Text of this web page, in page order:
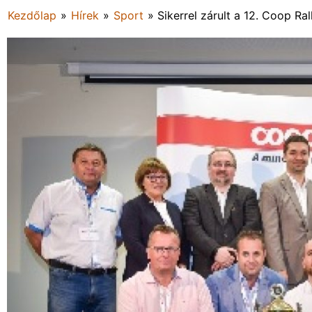
Kezdőlap » Hírek » Sport » Sikerrel zárult a 12. Coop